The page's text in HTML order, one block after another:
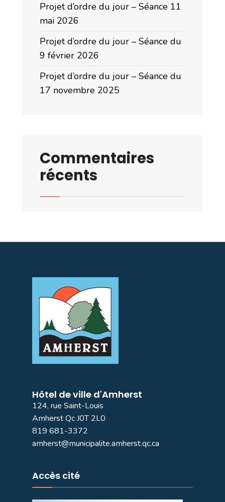
Projet d’ordre du jour – Séance 11
mai 2026
Projet d’ordre du jour – Séance du
9 février 2026
Projet d’ordre du jour – Séance du
17 novembre 2025
Commentaires
récents
Hôtel de ville d'Amherst
124, rue Saint-Louis
Amherst Qc J0T 2L0
819 681-3372
amherst@municipalite.amherst.qc.ca
Accès cité